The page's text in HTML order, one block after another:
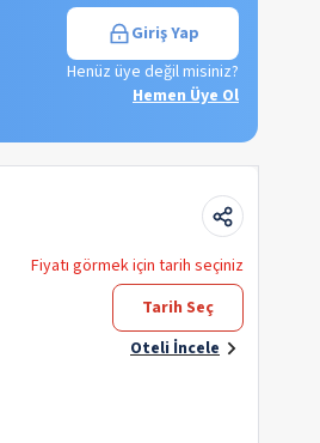
Giriş Yap
Henüz üye değil misiniz?
Hemen Üye Ol
Fiyatı görmek için tarih seçiniz
Tarih Seç
Oteli İncele